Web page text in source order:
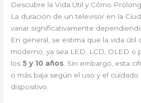
Descubre la Vida Útil y Cómo
La duración de un televisor en la
variar significativamente
En general, se estima que la vida útil
moderno, ya sea LED, LCD, OLED o
los 5 y 10 años . Sin embargo, esta
o más baja según el uso y el cuidado
dispositivo.